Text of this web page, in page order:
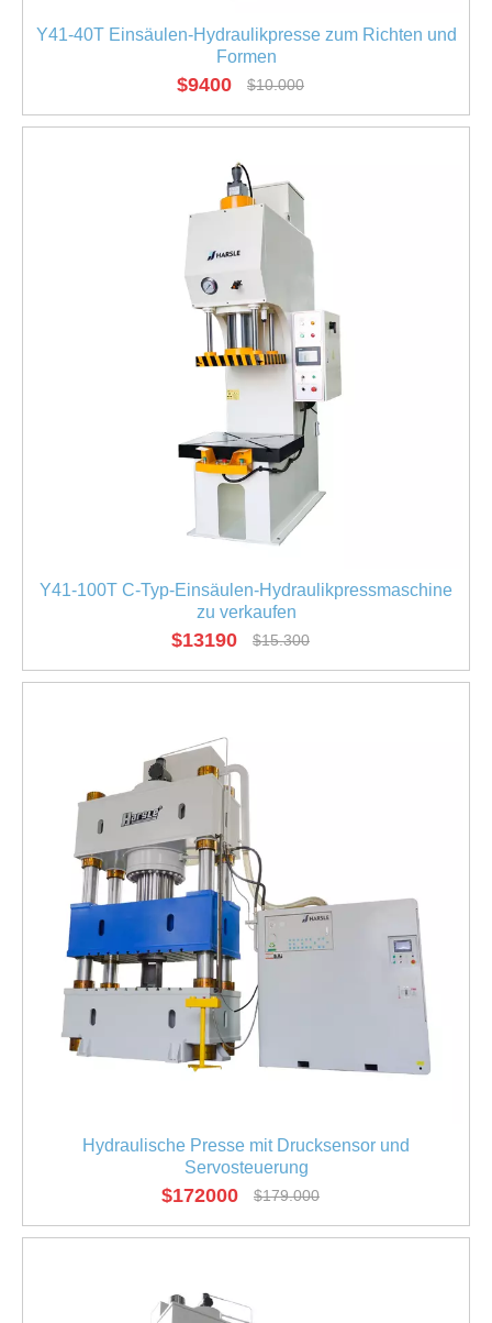
Y41-40T Einsäulen-Hydraulikpresse zum Richten und
Formen
$9400 $10.000
Y41-100T C-Typ-Einsäulen-Hydraulikpressmaschine
zu verkaufen
$13190 $15.300
Hydraulische Presse mit Drucksensor und
Servosteuerung
$172000 $179.000